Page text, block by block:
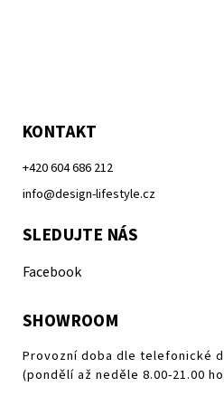
KONTAKT
+420 604 686 212
info@design-lifestyle.cz
SLEDUJTE NÁS
Facebook
SHOWROOM
Provozní doba dle telefonické
(pondělí až neděle 8.00-21.00